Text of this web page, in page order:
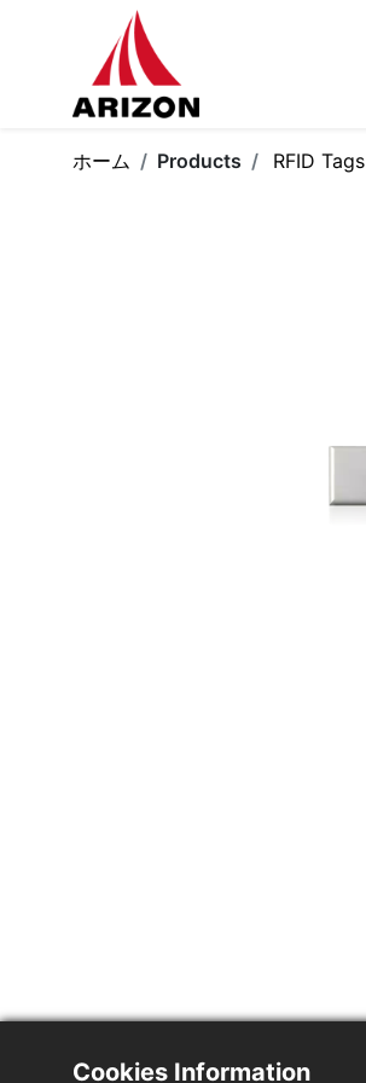
ホーム Products RFID Tags
Cookies Information